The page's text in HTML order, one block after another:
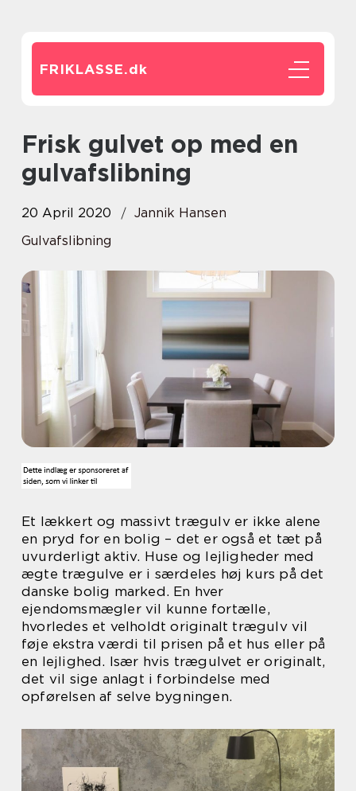
FRIKLASSE.dk
Frisk gulvet op med en
gulvafslibning
20 April 2020
Jannik Hansen
Gulvafslibning
Et lækkert og massivt trægulv er ikke alene
en pryd for en bolig – det er også et tæt på
uvurderligt aktiv. Huse og lejligheder med
ægte trægulve er i særdeles høj kurs på det
danske bolig marked. En hver
ejendomsmægler vil kunne fortælle,
hvorledes et velholdt originalt trægulv vil
føje ekstra værdi til prisen på et hus eller på
en lejlighed. Især hvis trægulvet er originalt,
det vil sige anlagt i forbindelse med
opførelsen af selve bygningen.